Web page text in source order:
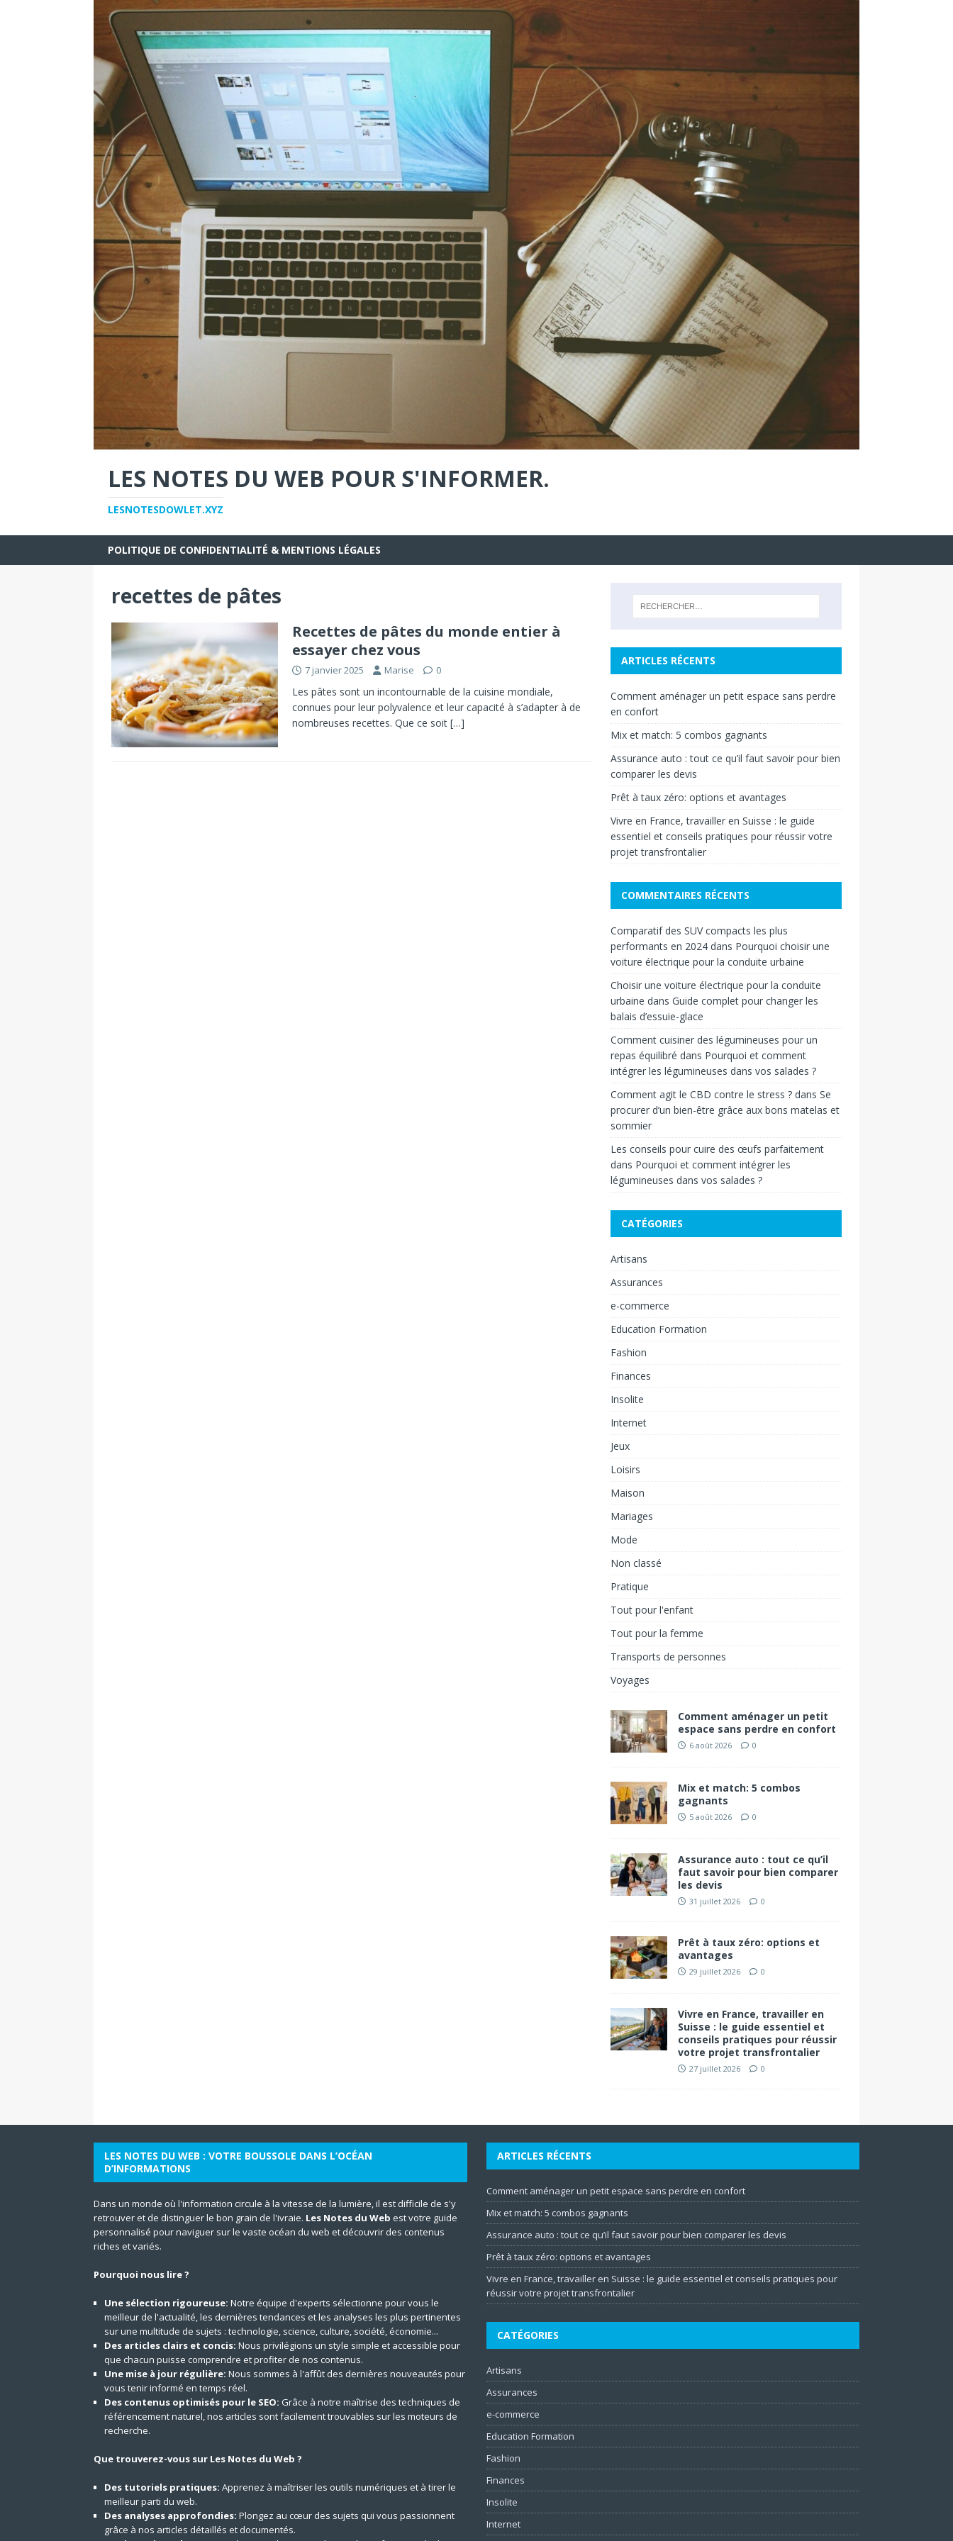
LES NOTES DU WEB POUR S'INFORMER.
LESNOTESDOWLET.XYZ
POLITIQUE DE CONFIDENTIALITÉ & MENTIONS LÉGALES
recettes de pâtes
Recettes de pâtes du monde entier à
essayer chez vous
7 janvier 2025 Marise 0
Les pâtes sont un incontournable de la cuisine mondiale,
connues pour leur polyvalence et leur capacité à s’adapter à de
nombreuses recettes. Que ce soit […]
ARTICLES RÉCENTS
Comment aménager un petit espace sans perdre
en confort
Mix et match: 5 combos gagnants
Assurance auto : tout ce qu’il faut savoir pour bien
comparer les devis
Prêt à taux zéro: options et avantages
Vivre en France, travailler en Suisse : le guide
essentiel et conseils pratiques pour réussir votre
projet transfrontalier
COMMENTAIRES RÉCENTS
Comparatif des SUV compacts les plus
performants en 2024dans Pourquoi choisir une
voiture électrique pour la conduite urbaine
Choisir une voiture électrique pour la conduite
urbaine dans Guide complet pour changer les
balais d’essuie-glace
Comment cuisiner des légumineuses pour un
repas équilibré dans Pourquoi et comment
intégrer les légumineuses dans vos salades ?
Comment agit le CBD contre le stress ?dans Se
procurer d’un bien-être grâce aux bons matelas et
sommier
Les conseils pour cuire des œufs parfaitement
dans Pourquoi et comment intégrer les
légumineuses dans vos salades ?
CATÉGORIES
Artisans
Assurances
e-commerce
Education Formation
Fashion
Finances
Insolite
Internet
Jeux
Loisirs
Maison
Mariages
Mode
Non classé
Pratique
Tout pour l'enfant
Tout pour la femme
Transports de personnes
Voyages
Comment aménager un petit
espace sans perdre en confort
6 août 2026 0
Mix et match: 5 combos
gagnants
5 août 2026 0
Assurance auto : tout ce qu’il
faut savoir pour bien comparer
les devis
31 juillet 2026 0
Prêt à taux zéro: options et
avantages
29 juillet 2026 0
Vivre en France, travailler en
Suisse : le guide essentiel et
conseils pratiques pour réussir
votre projet transfrontalier
27 juillet 2026 0
LES NOTES DU WEB : VOTRE BOUSSOLE DANS L’OCÉAN
D’INFORMATIONS
Dans un monde où l'information circule à la vitesse de la lumière, il est difficile de s'y
retrouver et de distinguer le bon grain de l'ivraie. Les Notes du Web est votre guide
personnalisé pour naviguer sur le vaste océan du web et découvrir des contenus
riches et variés.
Pourquoi nous lire ?
Une sélection rigoureuse: Notre équipe d'experts sélectionne pour vous le
meilleur de l'actualité, les dernières tendances et les analyses les plus pertinentes
sur une multitude de sujets : technologie, science, culture, société, économie...
Des articles clairs et concis: Nous privilégions un style simple et accessible pour
que chacun puisse comprendre et profiter de nos contenus.
Une mise à jour régulière: Nous sommes à l'affût des dernières nouveautés pour
vous tenir informé en temps réel.
Des contenus optimisés pour le SEO: Grâce à notre maîtrise des techniques de
référencement naturel, nos articles sont facilement trouvables sur les moteurs de
recherche.
Que trouverez-vous sur Les Notes du Web ?
Des tutoriels pratiques: Apprenez à maîtriser les outils numériques et à tirer le
meilleur parti du web.
Des analyses approfondies: Plongez au cœur des sujets qui vous passionnent
grâce à nos articles détaillés et documentés.
ARTICLES RÉCENTS
Comment aménager un petit espace sans perdre en confort
Mix et match: 5 combos gagnants
Assurance auto : tout ce qu’il faut savoir pour bien comparer les devis
Prêt à taux zéro: options et avantages
Vivre en France, travailler en Suisse : le guide essentiel et conseils pratiques pour
réussir votre projet transfrontalier
CATÉGORIES
Artisans
Assurances
e-commerce
Education Formation
Fashion
Finances
Insolite
Internet